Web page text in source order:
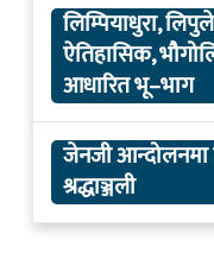
लिम्पियाधुरा,
ऐतिहासिक,
आधारित भू–भाग
जेनजी आन्दोलनमा
श्रद्धाञ्जली